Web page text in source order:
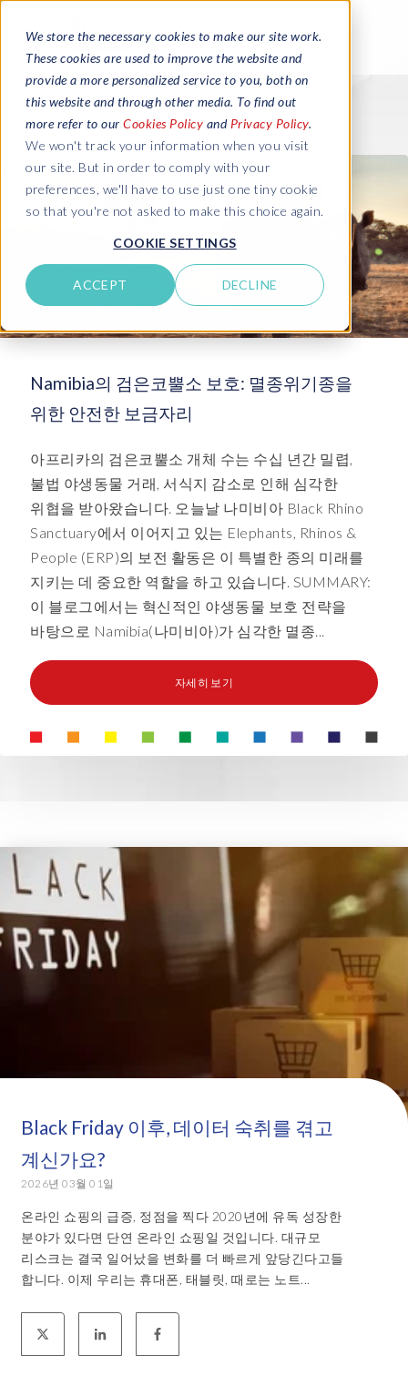
We store the necessary cookies to make our site work.
These cookies are used to improve the website and
provide a more personalized service to you, both on
this website and through other media. To find out
more refer to our Cookies Policy and Privacy Policy.
We won't track your information when you visit
our site. But in order to comply with your
preferences, we'll have to use just one tiny cookie
so that you're not asked to make this choice again.
COOKIE SETTINGS
ACCEPT DECLINE
Namibia의 검은코뿔소 보호: 멸종위기종을
위한 안전한 보금자리
아프리카의 검은코뿔소 개체 수는 수십 년간 밀렵,
불법 야생동물 거래, 서식지 감소로 인해 심각한
위협을 받아왔습니다. 오늘날 나미비아 Black Rhino
Sanctuary에서 이어지고 있는 Elephants, Rhinos &
People (ERP)의 보전 활동은 이 특별한 종의 미래를
지키는 데 중요한 역할을 하고 있습니다. SUMMARY:
이 블로그에서는 혁신적인 야생동물 보호 전략을
바탕으로 Namibia(나미비아)가 심각한 멸종...
자세히 보기
Black Friday 이후, 데이터 숙취를 겪고
계신가요?
2026년 03월 01일
온라인 쇼핑의 급증, 정점을 찍다 2020년에 유독 성장한
분야가 있다면 단연 온라인 쇼핑일 것입니다. 대규모
리스크는 결국 일어났을 변화를 더 빠르게 앞당긴다고들
합니다. 이제 우리는 휴대폰, 태블릿, 때로는 노트...